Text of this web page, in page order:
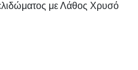
με Λάθος Χρυσό